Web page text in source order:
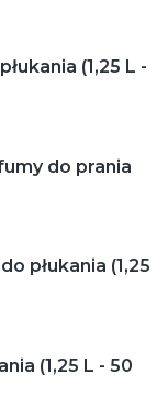
(1,25 L -
do prania
płukania (1,25
(1,25 L - 50